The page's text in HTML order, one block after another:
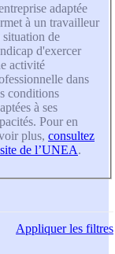
adaptée
à un travailleur
situation de
d'exercer
activité
dans
conditions
à ses
Pour en
plus, consultez
de l’UNEA.
Appliquerles filtres